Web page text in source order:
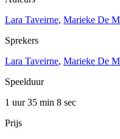
Lara Taveirne, Marieke De
Sprekers
Lara Taveirne, Marieke De
Speelduur
1 uur 35 min 8 sec
Prijs